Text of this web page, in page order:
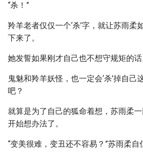
“杀！”
羚羊老者仅仅一个‘杀’字，就让苏雨柔
下来了。
她发誓如果刚才自己也不想守规矩的话
鬼魅和羚羊妖怪，也一定会‘杀’掉自己
吧？
就算是为了自己的狐命着想，苏雨柔
开始想办法了。
“变美很难，变丑还不容易？”苏雨柔自